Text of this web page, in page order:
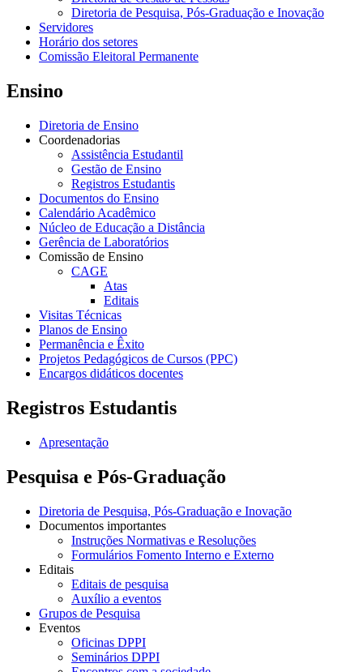
Diretoria de Pesquisa, Pós-Graduação e Inovação
Servidores
Horário dos setores
Comissão Eleitoral Permanente
Ensino
Diretoria de Ensino
Coordenadorias
Assistência Estudantil
Gestão de Ensino
Registros Estudantis
Documentos do Ensino
Calendário Acadêmico
Núcleo de Educação a Distância
Gerência de Laboratórios
Comissão de Ensino
CAGE
Atas
Editais
Visitas Técnicas
Planos de Ensino
Permanência e Êxito
Projetos Pedagógicos de Cursos (PPC)
Encargos didáticos docentes
Registros Estudantis
Apresentação
Pesquisa e Pós-Graduação
Diretoria de Pesquisa, Pós-Graduação e Inovação
Documentos importantes
Instruções Normativas e Resoluções
Formulários Fomento Interno e Externo
Editais
Editais de pesquisa
Auxílio a eventos
Grupos de Pesquisa
Eventos
Oficinas DPPI
Seminários DPPI